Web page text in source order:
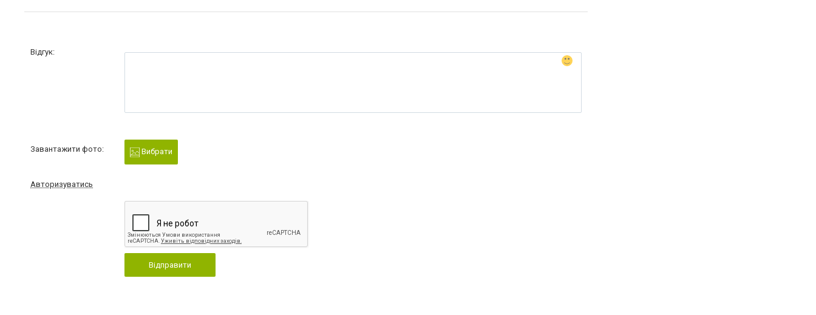
Відгук:
Завантажити фото: Вибрати
Авторизуватись
Відправити